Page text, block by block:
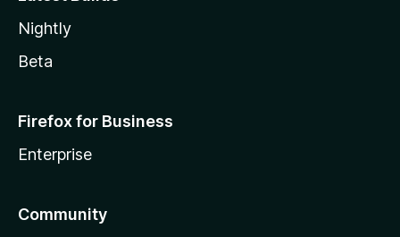
Nightly
Beta
Firefox for Business
Enterprise
Community